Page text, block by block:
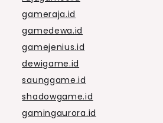
gameraja.id
gamedewa.id
gamejenius.id
dewigame.id
saunggame.id
shadowgame.id
gamingaurora.id